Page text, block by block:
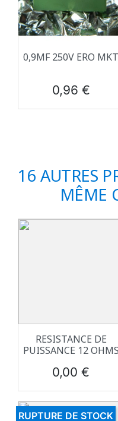
0,9ΜF 250V ERO MKT
Prix
0,96 €
16 AUTRES
MÊME
RESISTANCE DE
PUISSANCE 12 OHMS
Prix
0,00 €
RUPTURE DE STOCK